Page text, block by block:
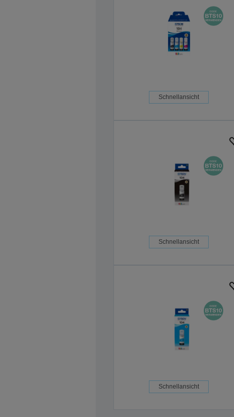
Schnellansicht
Schnellansicht
Schnellansicht